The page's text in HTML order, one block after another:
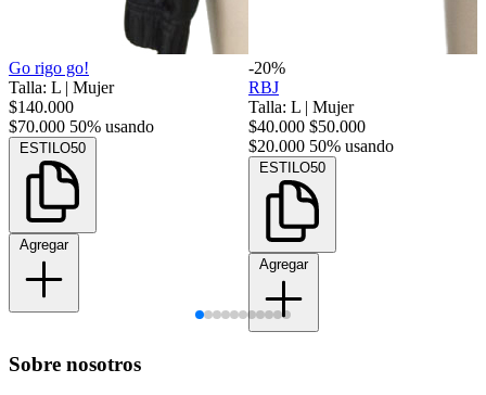
Go rigo go!
Talla: L | Mujer
$140.000
$70.000 50% usando
ESTILO50
Agregar
-20%
RBJ
Talla: L | Mujer
$40.000 $50.000
$20.000 50% usando
ESTILO50
Agregar
Sobre nosotros